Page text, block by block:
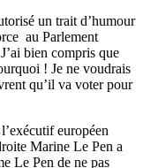
un trait d’humour
au Parlement
bien compris que
! Je ne voudrais
qu’il va voter pour
européen
Marine Le Pen a
Le Pen de ne pas